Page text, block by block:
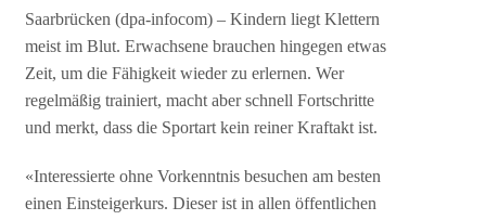
Saarbrücken (dpa-infocom) – Kindern liegt Klettern
meist im Blut. Erwachsene brauchen hingegen etwas
Zeit, um die Fähigkeit wieder zu erlernen. Wer
regelmäßig trainiert, macht aber schnell Fortschritte
und merkt, dass die Sportart kein reiner Kraftakt ist.
«Interessierte ohne Vorkenntnis besuchen am besten
einen Einsteigerkurs. Dieser ist in allen öffentlichen